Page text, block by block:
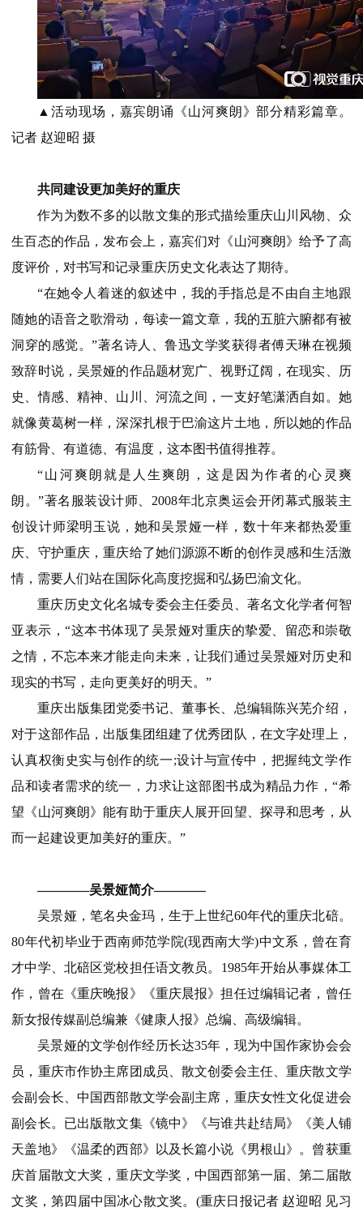
▲活动现场，嘉宾朗诵《山河爽朗》部分精彩篇章。
记者 赵迎昭 摄
共同建设更加美好的重庆
作为为数不多的以散文集的形式描绘重庆山川风物、众
生百态的作品，发布会上，嘉宾们对《山河爽朗》给予了高
度评价，对书写和记录重庆历史文化表达了期待。
“在她令人着迷的叙述中，我的手指总是不由自主地跟
随她的语音之歌滑动，每读一篇文章，我的五脏六腑都有被
洞穿的感觉。”著名诗人、鲁迅文学奖获得者傅天琳在视频
致辞时说，吴景娅的作品题材宽广、视野辽阔，在现实、历
史、情感、精神、山川、河流之间，一支好笔潇洒自如。她
就像黄葛树一样，深深扎根于巴渝这片土地，所以她的作品
有筋骨、有道德、有温度，这本图书值得推荐。
“山河爽朗就是人生爽朗，这是因为作者的心灵爽
朗。”著名服装设计师、2008年北京奥运会开闭幕式服装主
创设计师梁明玉说，她和吴景娅一样，数十年来都热爱重
庆、守护重庆，重庆给了她们源源不断的创作灵感和生活激
情，需要人们站在国际化高度挖掘和弘扬巴渝文化。
重庆历史文化名城专委会主任委员、著名文化学者何智
亚表示，“这本书体现了吴景娅对重庆的挚爱、留恋和崇敬
之情，不忘本来才能走向未来，让我们通过吴景娅对历史和
现实的书写，走向更美好的明天。”
重庆出版集团党委书记、董事长、总编辑陈兴芜介绍，
对于这部作品，出版集团组建了优秀团队，在文字处理上，
认真权衡史实与创作的统一;设计与宣传中，把握纯文学作
品和读者需求的统一，力求让这部图书成为精品力作，“希
望《山河爽朗》能有助于重庆人展开回望、探寻和思考，从
而一起建设更加美好的重庆。”
————吴景娅简介————
吴景娅，笔名央金玛，生于上世纪60年代的重庆北碚。
80年代初毕业于西南师范学院(现西南大学)中文系，曾在育
才中学、北碚区党校担任语文教员。1985年开始从事媒体工
作，曾在《重庆晚报》《重庆晨报》担任过编辑记者，曾任
新女报传媒副总编兼《健康人报》总编、高级编辑。
吴景娅的文学创作经历长达35年，现为中国作家协会会
员，重庆市作协主席团成员、散文创委会主任、重庆散文学
会副会长、中国西部散文学会副主席，重庆女性文化促进会
副会长。已出版散文集《镜中》《与谁共赴结局》《美人铺
天盖地》《温柔的西部》以及长篇小说《男根山》。曾获重
庆首届散文大奖，重庆文学奖，中国西部第一届、第二届散
文奖，第四届中国冰心散文奖。(重庆日报记者 赵迎昭 见习